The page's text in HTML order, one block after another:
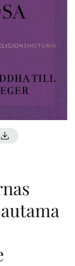
REVIEW PROCESS